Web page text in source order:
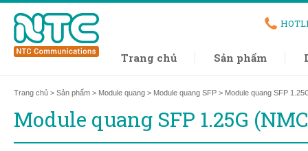
Trang chủ Sản phẩm
Trang chủ > Sản phẩm > Module quang > Module quang SFP > Module quang SFP
Module quang SFP 1.25G